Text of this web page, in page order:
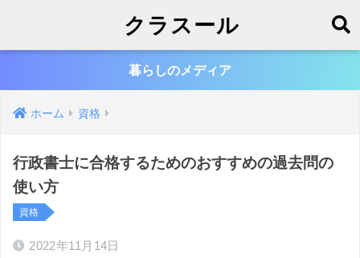
クラスール
暮らしのメディア
ホーム 資格
行政書士に合格するためのおすすめの過去問の
使い方
資格
2022年11月14日